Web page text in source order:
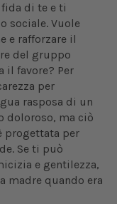
di te e ti
sociale. Vuole
e rafforzare il
del gruppo
il favore? Per
per
rasposa di un
doloroso, ma ciò
progettata per
Se ti può
e gentilezza,
madre quando era